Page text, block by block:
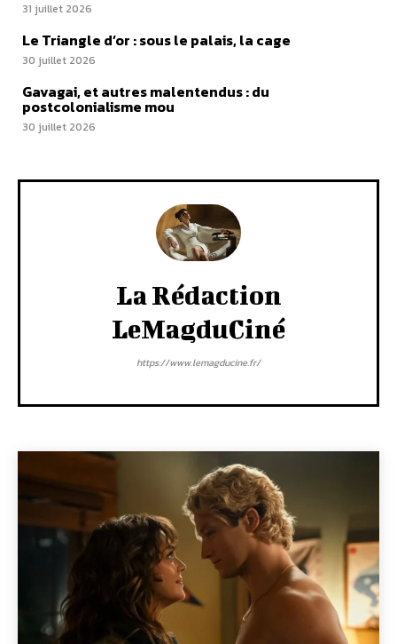
31 juillet 2026
Le Triangle d’or : sous le palais, la cage
30 juillet 2026
Gavagai, et autres malentendus : du
postcolonialisme mou
30 juillet 2026
La Rédaction
LeMagduCiné
https://www.lemagducine.fr/